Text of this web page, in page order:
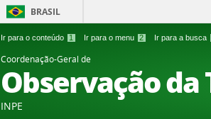
Ir para o conteúdo 1 Ir para o menu 2 Ir para a busca
BRASIL
Coordenação-Geral de
Observação da
INPE